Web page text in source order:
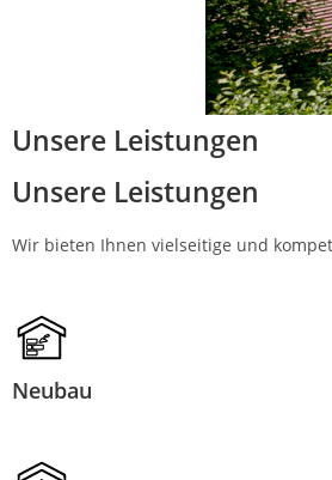
Unsere Leistungen
Unsere Leistungen
Wir bieten Ihnen vielseitige und
Neubau